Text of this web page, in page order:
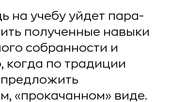
на учебу уйдет пара-
полученные навыки
собранности и
когда по традиции
«прокачанном» виде.